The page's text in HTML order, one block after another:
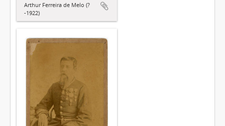
Arthur Ferreira de Melo (?
-1922)